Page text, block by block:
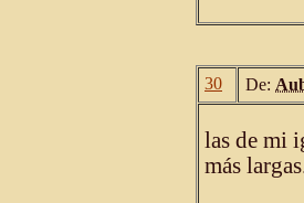
30 De:
las de mi
más